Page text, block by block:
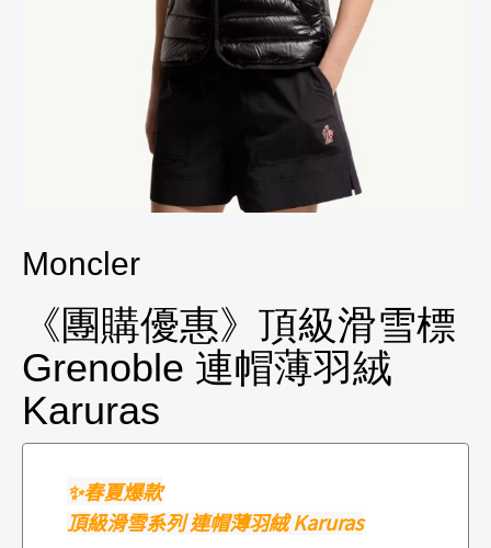
Moncler
《團購優惠》頂級滑雪標
Grenoble 連帽薄羽絨
Karuras
✨春夏爆款
頂級滑雪系列連帽薄羽絨 Karuras